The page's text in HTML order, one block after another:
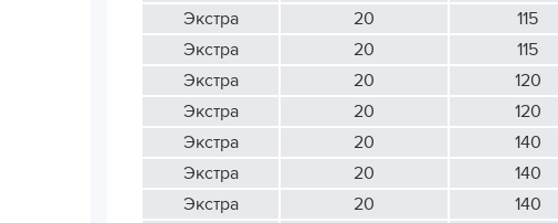
Экстра
20 115
Экстра
20 115
Экстра
20 120
Экстра
20 120
Экстра
20 140
Экстра
20 140
Экстра
20 140